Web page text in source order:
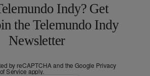
Indy? Get
the Telemundo Indy
Newsletter
by reCAPTCHA and the Google Privacy
Service apply.